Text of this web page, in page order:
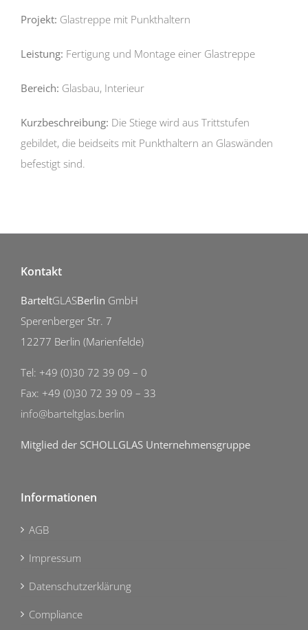
Projekt: Glastreppe mit Punkthaltern
Leistung: Fertigung und Montage einer Glastreppe
Bereich: Glasbau, Interieur
Kurzbeschreibung: Die Stiege wird aus Trittstufen
gebildet, die beidseits mit Punkthaltern an Glaswänden
befestigt sind.
Kontakt
BarteltGLASBerlin GmbH
Sperenberger Str. 7
12277 Berlin (Marienfelde)
Tel: +49 (0)30 72 39 09 – 0
Fax: +49 (0)30 72 39 09 – 33
info@barteltglas.berlin
Mitglied der SCHOLLGLAS Unternehmensgruppe
Informationen
AGB
Impressum
Datenschutzerklärung
Compliance